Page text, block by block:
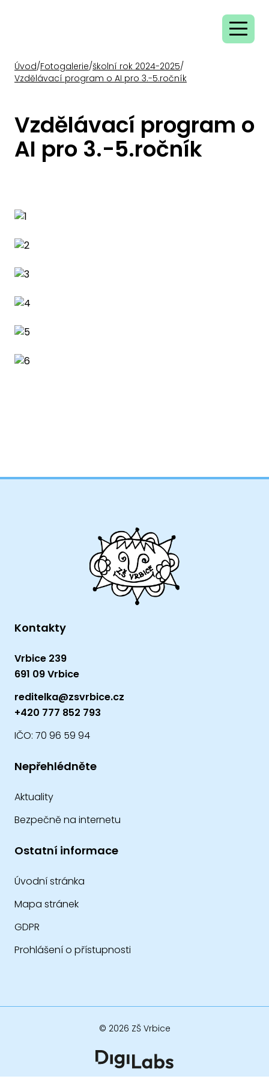
Úvod/Fotogalerie/školní rok 2024-2025/
Vzdělávací program o AI pro 3.-5.ročník
Vzdělávací program o
AI pro 3.-5.ročník
Kontakty
Vrbice 239
691 09 Vrbice
reditelka@zsvrbice.cz
+420 777 852 793
IČO: 70 96 59 94
Nepřehlédněte
Aktuality
Bezpečně na internetu
Ostatní informace
Úvodní stránka
Mapa stránek
GDPR
Prohlášení o přístupnosti
© 2026 ZŠ Vrbice